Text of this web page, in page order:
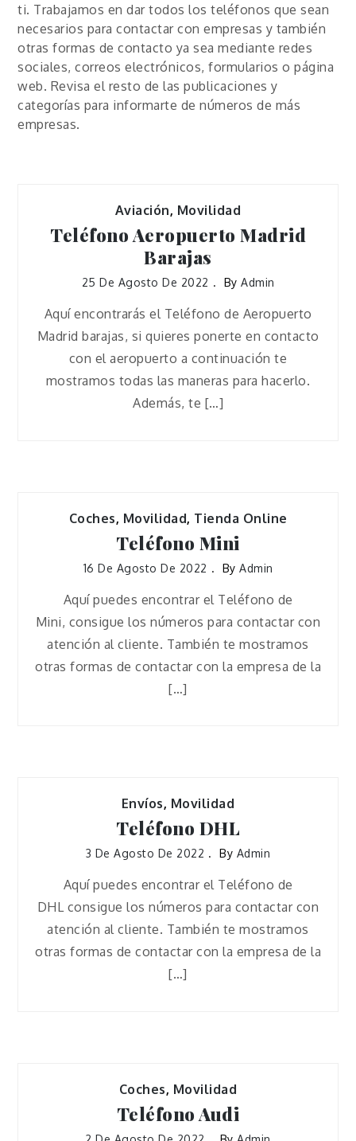
ti. Trabajamos en dar todos los teléfonos que sean
necesarios para contactar con empresas y también
otras formas de contacto ya sea mediante redes
sociales, correos electrónicos, formularios o página
web. Revisa el resto de las publicaciones y
categorías para informarte de números de más
empresas.
Aviación, Movilidad
Teléfono Aeropuerto Madrid
Barajas
25 De Agosto De 2022 By Admin
Aquí encontrarás el Teléfono de Aeropuerto
Madrid barajas, si quieres ponerte en contacto
con el aeropuerto a continuación te
mostramos todas las maneras para hacerlo.
Además, te […]
Coches, Movilidad, Tienda Online
Teléfono Mini
16 De Agosto De 2022 By Admin
Aquí puedes encontrar el Teléfono de
Mini, consigue los números para contactar con
atención al cliente. También te mostramos
otras formas de contactar con la empresa de la
[…]
Envíos, Movilidad
Teléfono DHL
3 De Agosto De 2022 By Admin
Aquí puedes encontrar el Teléfono de
DHL consigue los números para contactar con
atención al cliente. También te mostramos
otras formas de contactar con la empresa de la
[…]
Coches, Movilidad
Teléfono Audi